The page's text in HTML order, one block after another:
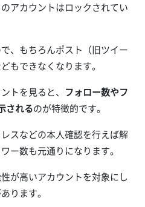
アカウントはロックされてい
、もちろんポスト（旧ツイー
もできなくなります。
トを見ると、 フォロー数やフ
されるのが特徴的です。
スなどの本人確認を行えば解
ー数も元通りになります。
が高いアカウントを対象にし
ります。